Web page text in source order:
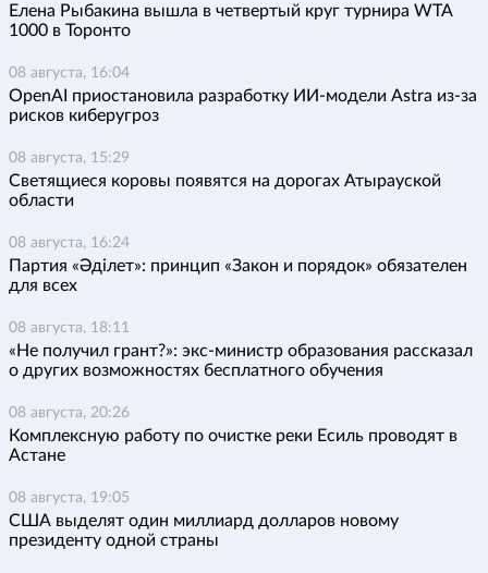
Елена Рыбакина вышла в четвертый круг турнира WTA
1000 в Торонто
08 августа, 16:04
OpenAI приостановила разработку ИИ-модели Astra из-за
рисков киберугроз
08 августа, 15:29
Светящиеся коровы появятся на дорогах Атырауской
области
08 августа, 16:24
Партия «Әділет»: принцип «Закон и порядок» обязателен
для всех
08 августа, 18:11
«Не получил грант?»: экс-министр образования рассказал
о других возможностях бесплатного обучения
08 августа, 20:26
Комплексную работу по очистке реки Есиль проводят в
Астане
08 августа, 19:05
США выделят один миллиард долларов новому
президенту одной страны